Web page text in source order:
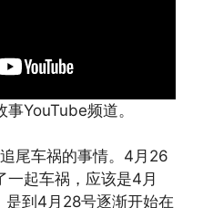
YouTube频道。
尾车祸的事情。4月26
一起车祸，应该是4月
到4月28号逐渐开始在